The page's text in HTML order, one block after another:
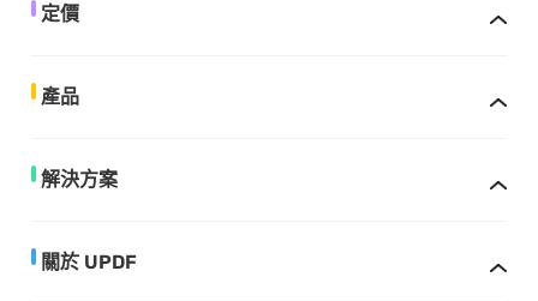
定價
產品
解決方案
關於 UPDF